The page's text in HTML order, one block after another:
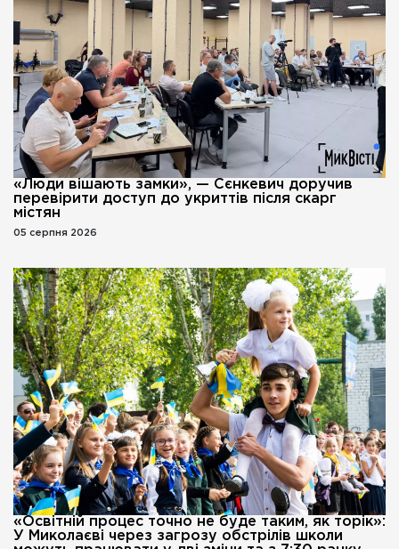
«Люди вішають замки», — Сєнкевич доручив
перевірити доступ до укриттів після скарг
містян
05 серпня 2026
«Освітній процес точно не буде таким, як торік»:
У Миколаєві через загрозу обстрілів школи